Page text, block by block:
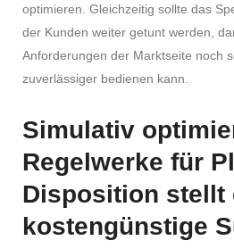
optimieren. Gleichzeitig sollte das
der Kunden weiter getunt werden,
Anforderungen der Marktseite noch
zuverlässiger bedienen kann.
Simulativ
Regelwerke für
Disposition stellt
kostengünstige